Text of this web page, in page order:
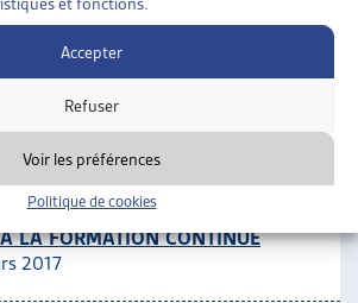
Accepter
Refuser
Voir les préférences
Politique de cookies
avril 2017
base,Formation continue
ÉCONOMIQUES ET SOCIALES
À LA FORMATION CONTINUE
2017